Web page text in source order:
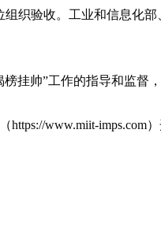
织验收。工业和信息化
挂帅”工作的指导和监督
www.miit-imps.com）